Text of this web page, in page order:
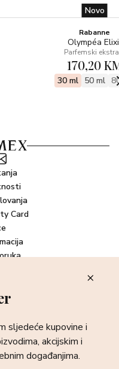
Novo
Rabanne
Olympéa
Parfemski
170,20
30 ml 50 ml
Card
i ekskluzivnim
Prijava
sljedeće kupovine i
akcijskim i
događanjima.